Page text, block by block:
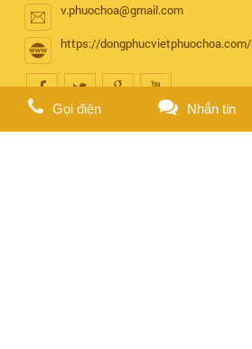
v.phuochoa@gmail.com
https://dongphucvietphuochoa.com/
Gọi điện Nhắn tin